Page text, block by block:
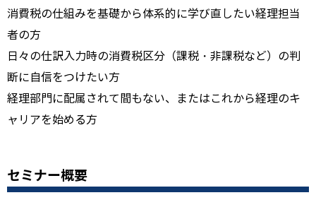
消費税の仕組みを基礎から体系的に学び直したい経理担当
者の方
日々の仕訳入力時の消費税区分（課税・非課税など）の判
断に自信をつけたい方
経理部門に配属されて間もない、またはこれから経理のキ
ャリアを始める方
セミナー概要